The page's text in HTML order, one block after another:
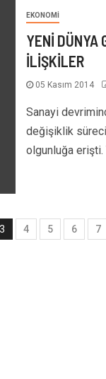
EKONOMI
YENİ DÜNYA
İLİŞKİLER
05 Kasım 2014
Sanayi
değişiklik
olgunluğa erişti.
3 4 5 6 7